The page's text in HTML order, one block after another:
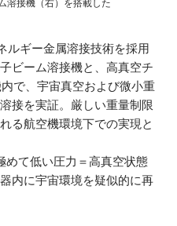
溶接機（右）を搭載した
ルギー金属溶接技術を採用
ビーム溶接機と、高真空チ
で、宇宙真空および微小重
接を実証。厳しい重量制限
る航空機環境下での実現と
て低い圧力＝高真空状態
内に宇宙環境を疑似的に再